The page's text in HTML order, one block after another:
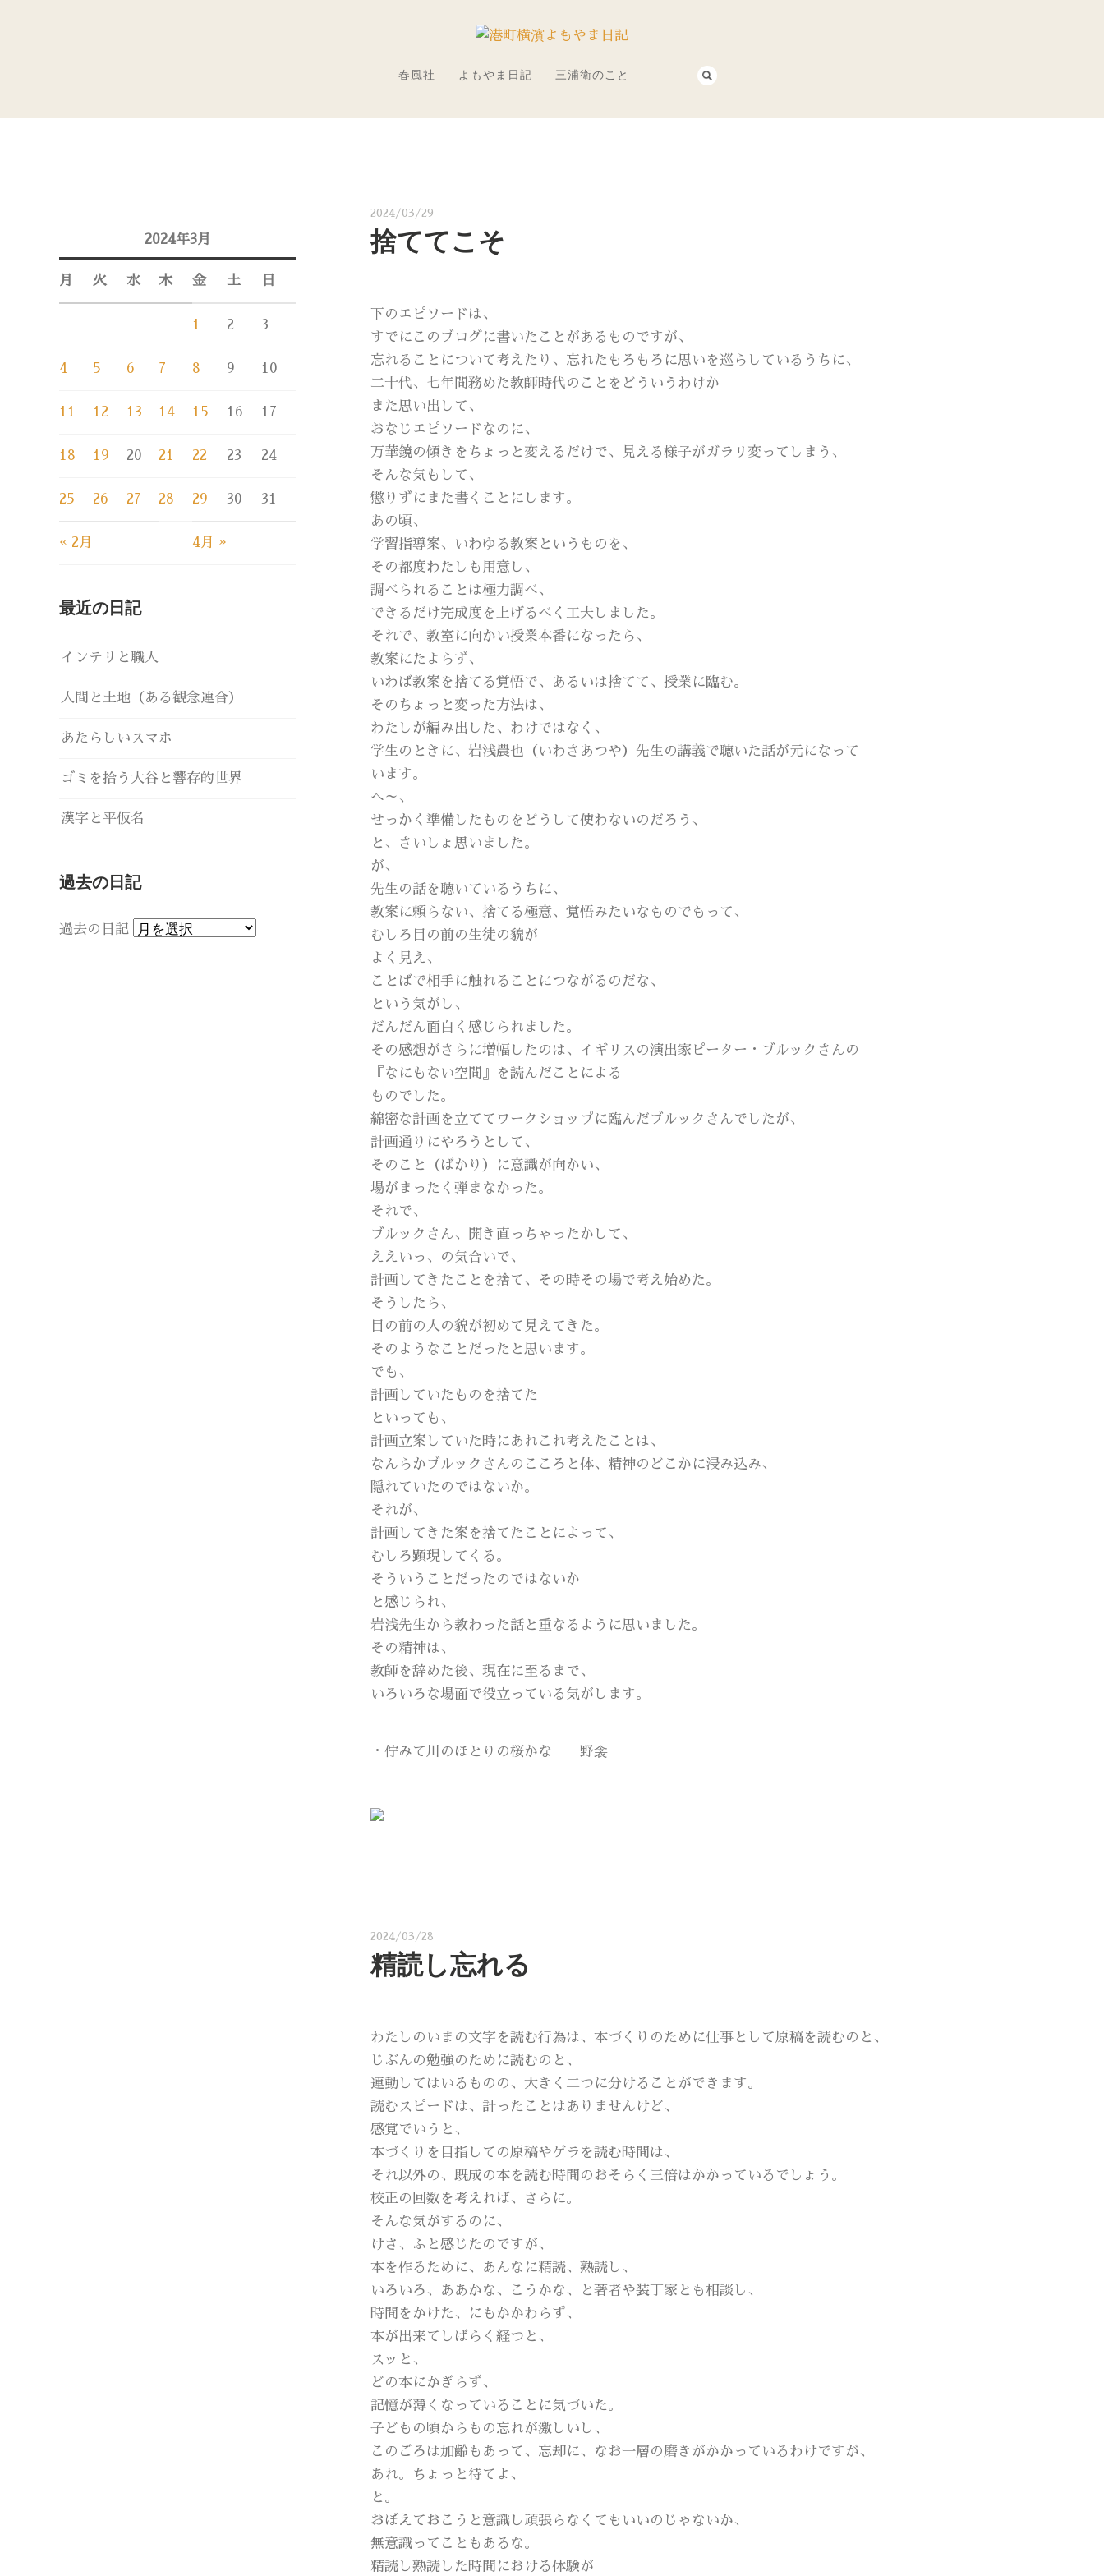
春風社 よもやま日記 三浦衛のこと
2024/03/29
捨ててこそ
下のエピソードは、
すでにこのブログに書いたことがあるものですが、
忘れることについて考えたり、忘れたもろもろに思いを巡らしているうちに、
二十代、七年間務めた教師時代のことをどういうわけか
また思い出して、
おなじエピソードなのに、
万華鏡の傾きをちょっと変えるだけで、見える様子がガラリ変ってしまう、
そんな気もして、
懲りずにまた書くことにします。
あの頃、
学習指導案、いわゆる教案というものを、
その都度わたしも用意し、
調べられることは極力調べ、
できるだけ完成度を上げるべく工夫しました。
それで、教室に向かい授業本番になったら、
教案にたよらず、
いわば教案を捨てる覚悟で、あるいは捨てて、授業に臨む。
そのちょっと変った方法は、
わたしが編み出した、わけではなく、
学生のときに、岩浅農也（いわさあつや）先生の講義で聴いた話が元になって
います。
へ～、
せっかく準備したものをどうして使わないのだろう、
と、さいしょ思いました。
が、
先生の話を聴いているうちに、
教案に頼らない、捨てる極意、覚悟みたいなものでもって、
むしろ目の前の生徒の貌が
よく見え、
ことばで相手に触れることにつながるのだな、
という気がし、
だんだん面白く感じられました。
その感想がさらに増幅したのは、イギリスの演出家ピーター・ブルックさんの
『なにもない空間』を読んだことによる
ものでした。
綿密な計画を立ててワークショップに臨んだブルックさんでしたが、
計画通りにやろうとして、
そのこと（ばかり）に意識が向かい、
場がまったく弾まなかった。
それで、
ブルックさん、開き直っちゃったかして、
ええいっ、の気合いで、
計画してきたことを捨て、その時その場で考え始めた。
そうしたら、
目の前の人の貌が初めて見えてきた。
そのようなことだったと思います。
でも、
計画していたものを捨てた
といっても、
計画立案していた時にあれこれ考えたことは、
なんらかブルックさんのこころと体、精神のどこかに浸み込み、
隠れていたのではないか。
それが、
計画してきた案を捨てたことによって、
むしろ顕現してくる。
そういうことだったのではないか
と感じられ、
岩浅先生から教わった話と重なるように思いました。
その精神は、
教師を辞めた後、現在に至るまで、
いろいろな場面で役立っている気がします。
・佇みて川のほとりの桜かな 野衾
2024/03/28
精読し忘れる
わたしのいまの文字を読む行為は、本づくりのために仕事として原稿を読むのと、
じぶんの勉強のために読むのと、
連動してはいるものの、大きく二つに分けることができます。
読むスピードは、計ったことはありませんけど、
感覚でいうと、
本づくりを目指しての原稿やゲラを読む時間は、
それ以外の、既成の本を読む時間のおそらく三倍はかかっているでしょう。
校正の回数を考えれば、さらに。
そんな気がするのに、
けさ、ふと感じたのですが、
本を作るために、あんなに精読、熟読し、
いろいろ、ああかな、こうかな、と著者や装丁家とも相談し、
時間をかけた、にもかかわらず、
本が出来てしばらく経つと、
スッと、
どの本にかぎらず、
記憶が薄くなっていることに気づいた。
子どもの頃からもの忘れが激しいし、
このごろは加齢もあって、忘却に、なお一層の磨きがかかっているわけですが、
あれ。ちょっと待てよ、
と。
おぼえておこうと意識し頑張らなくてもいいのじゃないか、
無意識ってこともあるな。
精読し熟読した時間における体験が
2024年3月
月 火 水 木 金 土 日
« 2月 4月 »
1 2 3
4 5 6 7 8 9 10
11 12 13 14 15 16 17
18 19 20 21 22 23 24
25 26 27 28 29 30 31
最近の日記
インテリと職人
人間と土地（ある観念連合）
あたらしいスマホ
ゴミを拾う大谷と響存的世界
漢字と平仮名
過去の日記
過去の日記